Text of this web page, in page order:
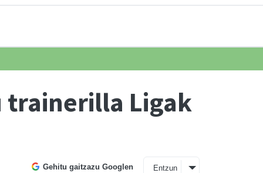
trainerilla Ligak
Gehitu gaitzazu Googlen Entzun